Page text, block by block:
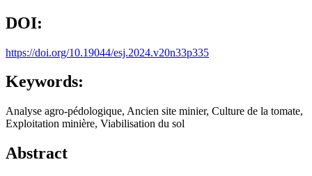
DOI:
https://doi.org/10.19044/esj.2024.v20n33p335
Keywords:
Analyse agro-pédologique, Ancien site minier, Culture de la tomate,
Exploitation minière, Viabilisation du sol
Abstract